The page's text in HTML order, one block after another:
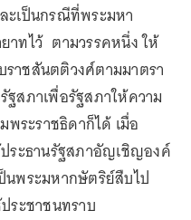
ะเป็นกรณีที่พระมหา
าทไว้ ตามวรรคหนึ่ง ให้
าชสันตติวงศ์ตามมาตรา
สภาเพื่อรัฐสภาให้ความ
พระราชธิดาก็ได้ เมื่อ
ระธานรัฐสภาอัญเชิญองค์
นพระมหากษัตริย์สืบไป
ระชาชนทราบ